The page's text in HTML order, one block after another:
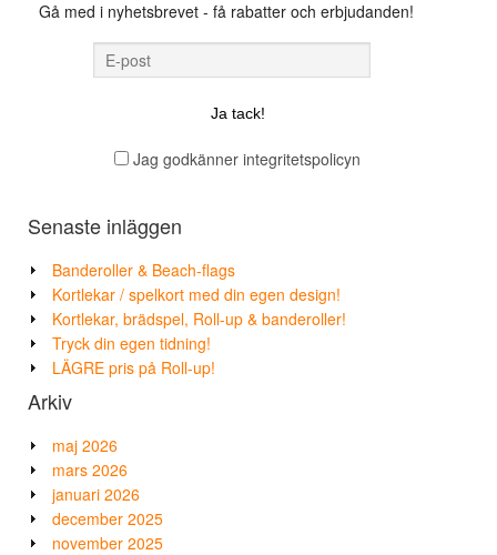
Gå med i nyhetsbrevet - få rabatter och erbjudanden!
Jag godkänner integritetspolicyn
Senaste inläggen
Banderoller & Beach-flags
Kortlekar / spelkort med din egen design!
Kortlekar, brädspel, Roll-up & banderoller!
Tryck din egen tidning!
LÄGRE pris på Roll-up!
Arkiv
maj 2026
mars 2026
januari 2026
december 2025
november 2025